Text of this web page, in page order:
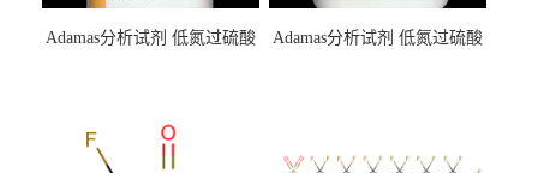
Adamas分析试剂 低氮过硫酸
（泰坦现货供应）
Adamas分析试剂 低氮过硫酸